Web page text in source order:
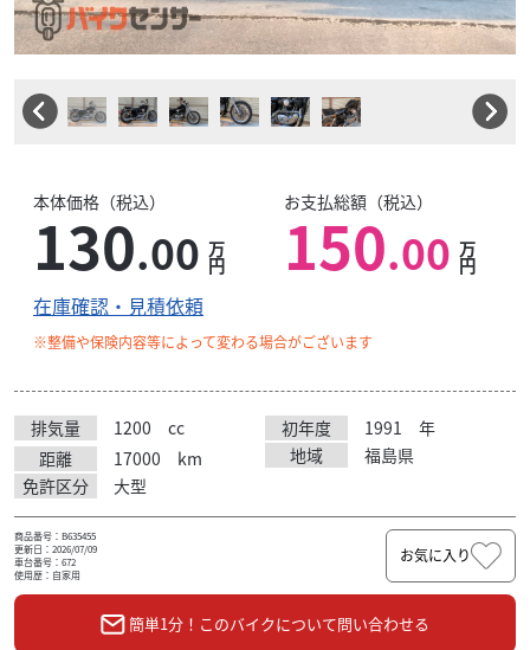
本体価格（税込）
130.00 万
円
お支払総額（税込）
150.00 万
円
在庫確認・見積依頼
※整備や保険内容等によって変わる場合がございます
排気量 1200 cc 初年度 1991
年
距離
17000 km 地域
福島県
免許区分
大型
商品番号：B635455
更新日：2026/07/09
車台番号：672
使用歴：自家用
お気に入り
簡単1分！このバイクについて問い合わせる